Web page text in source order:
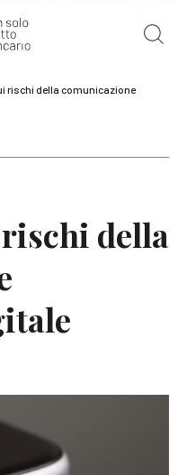
del TUF
rischi della comunicazione
della